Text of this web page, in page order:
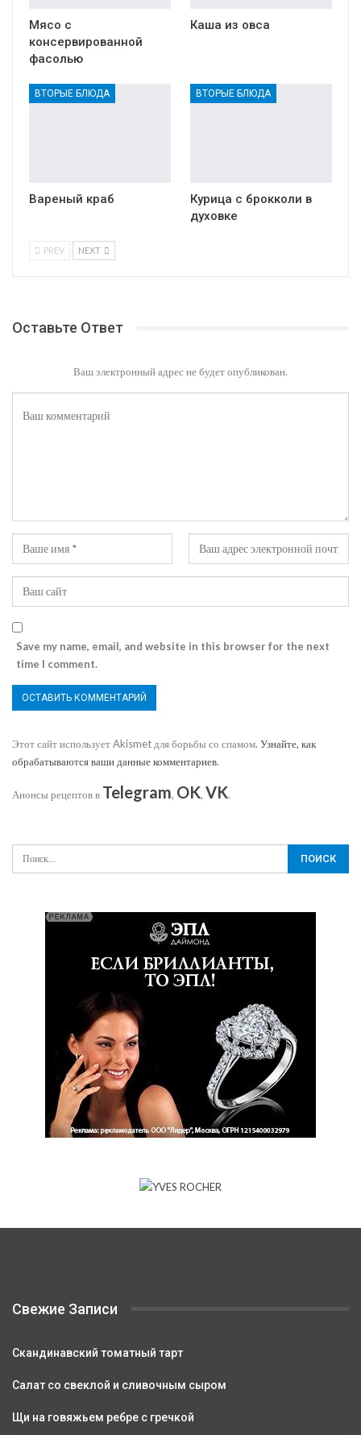
Мясо с
консервированной
фасолью
Каша из овса
ВТОРЫЕ БЛЮДА
Вареный краб
ВТОРЫЕ БЛЮДА
Курица с брокколи в
духовке
PREV NEXT
Оставьте Ответ
Ваш электронный адрес не будет опубликован.
Save my name, email, and website in this browser for the next
time I comment.
Этот сайт использует Akismet для борьбы со спамом. Узнайте, как
обрабатываются ваши данные комментариев.
Анонсы рецептов в Telegram, OK, VK.
Свежие Записи
Скандинавский томатный тарт
Салат со свеклой и сливочным сыром
Щи на говяжьем ребре с гречкой